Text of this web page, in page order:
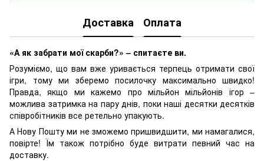
Доставка Оплата
«А як забрати мої скарби?» – спитаєте ви.
Розуміємо, що вам вже уривається терпець отримати свої
ігри, тому ми зберемо посилочку максимально швидко!
Правда, якщо ми кажемо про мільйон мільйонів ігор –
можлива затримка на пару днів, поки наші десятки десятків
співробітників все ретельно упакують.
А Нову Пошту ми не зможемо пришвидшити, ми намагалися,
повірте! Їм також потрібно буде витрати певний час на
доставку.